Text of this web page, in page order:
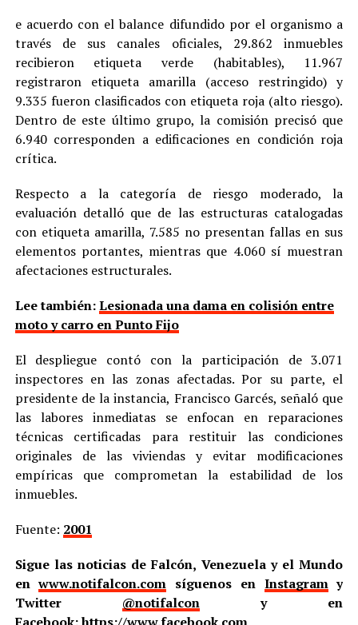
e acuerdo con el balance difundido por el organismo a
través de sus canales oficiales, 29.862 inmuebles
recibieron etiqueta verde (habitables), 11.967
registraron etiqueta amarilla (acceso restringido) y
9.335 fueron clasificados con etiqueta roja (alto riesgo).
Dentro de este último grupo, la comisión precisó que
6.940 corresponden a edificaciones en condición roja
crítica.
Respecto a la categoría de riesgo moderado, la
evaluación detalló que de las estructuras catalogadas
con etiqueta amarilla, 7.585 no presentan fallas en sus
elementos portantes, mientras que 4.060 sí muestran
afectaciones estructurales.
Lee también:Lesionada una dama en colisión entre
moto y carro en Punto Fijo
El despliegue contó con la participación de 3.071
inspectores en las zonas afectadas. Por su parte, el
presidente de la instancia, Francisco Garcés, señaló que
las labores inmediatas se enfocan en reparaciones
técnicas certificadas para restituir las condiciones
originales de las viviendas y evitar modificaciones
empíricas que comprometan la estabilidad de los
inmuebles.
Fuente: 2001
Sigue las noticias de Falcón, Venezuela y el Mundo
enwww.notifalcon.com síguenos en Instagramy
Twitter @notifalcony en